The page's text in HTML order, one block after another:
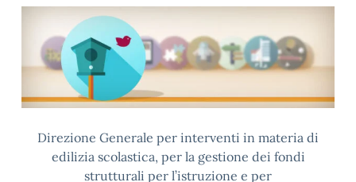
Direzione Generale per interventi in materia di
edilizia scolastica, per la gestione dei fondi
strutturali per l’istruzione e per